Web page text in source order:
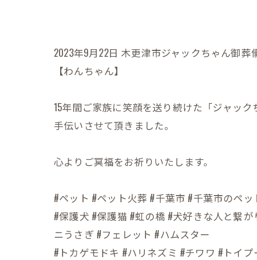
2023年9月22日 木更津市ジャックちゃん御葬
【わんちゃん】
15年間ご家族に笑顔を送り続けた「ジャッ
手伝いさせて頂きました。
心よりご冥福をお祈りいたします。
#ペット #ペット火葬 #千葉市 #千葉市のペッ
#保護犬 #保護猫 #虹の橋 #犬好きな人と繋
ニうさぎ #フェレット #ハムスター
#トカゲモドキ #ハリネズミ #チワワ #トイ